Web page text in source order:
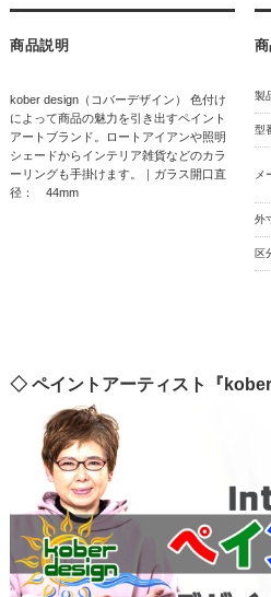
商品説明
kober design（コバーデザイン） 色付け
によって商品の魅力を引き出すペイント
アートブランド。ロートアイアンや照明
シェードからインテリア雑貨などのカラ
ーリングも手掛けます。｜ガラス開口直
径： 44mm
製
型
メ
外
区
◇ ペイントアーティスト『